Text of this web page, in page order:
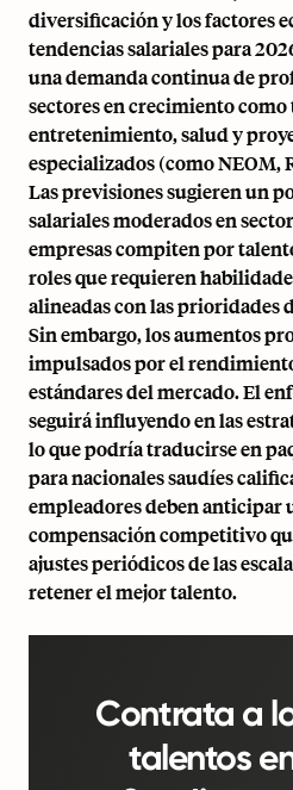
diversificación y los factores
tendencias salariales para
una demanda continua de
sectores en crecimiento
entretenimiento, salud y
especializados (como NEOM,
Las previsiones sugieren un
salariales moderados en
empresas compiten por
roles que requieren
alineadas con las prioridades
Sin embargo, los aumentos
impulsados por el
estándares del mercado. El
seguirá influyendo en las
lo que podría traducirse en
para nacionales saudíes
empleadores deben anticipar
compensación competitivo
ajustes periódicos de las
retener el mejor talento.
Contrata a
talentos